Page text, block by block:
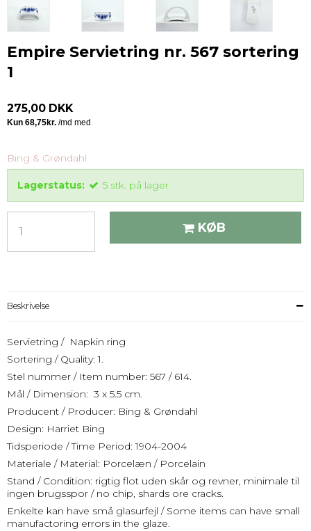
Empire Servietring nr. 567 sortering
1
275,00 DKK
Bing & Grøndahl
Lagerstatus: 5 stk. på lager
KØB
Beskrivelse
Servietring / Napkin ring
Sortering / Quality: 1.
Stel nummer / Item number: 567 / 614.
Mål / Dimension: 3 x 5.5 cm.
Producent / Producer: Bing & Grøndahl
Design: Harriet Bing
Tidsperiode / Time Period: 1904-2004
Materiale / Material: Porcelæn / Porcelain
Stand / Condition: rigtig flot uden skår og revner, minimale til
ingen brugsspor / no chip, shards ore cracks.
Enkelte kan have små glasurfejl / Some items can have small
manufactoring errors in the glaze.